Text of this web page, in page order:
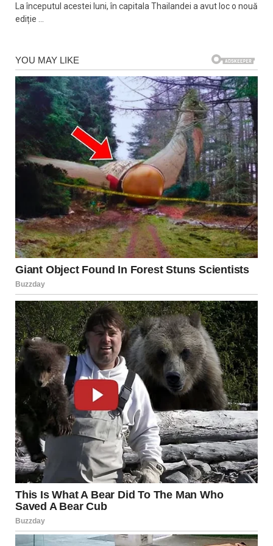
La începutul acestei luni, în capitala Thailandei a avut loc o nouă
ediție